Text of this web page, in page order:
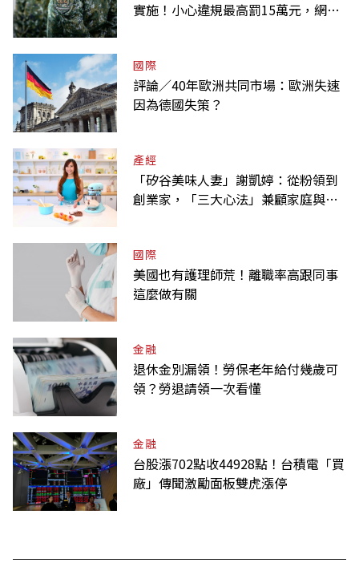
實施！小心違規最高罰15萬元，網路
國際
評論／40年歐洲共同市場：歐洲失速
因為德國失策？
產經
「矽谷美味人妻」謝凱婷：從粉領到
創業家，「三大心法」兼顧家庭與事
國際
美國也有護理師荒！離職率高跟同事
這麼做有關
金融
退休金別漏領！勞保老年給付幾歲可
領？勞退請領一次看懂
金融
台股漲702點收44928點！台積電「買
廠」傳聞激勵面板雙虎漲停